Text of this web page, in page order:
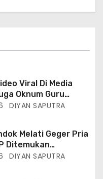
Viral Di Media
Oknum Guru
Di Halaman
DIYAN SAPUTRA
Melati Geger Pria
Ditemukan
Diduga Akibat
DIYAN SAPUTRA